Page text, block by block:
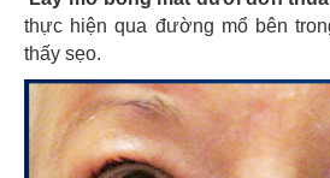
thực hiện qua đường mổ bên
thấy sẹo.